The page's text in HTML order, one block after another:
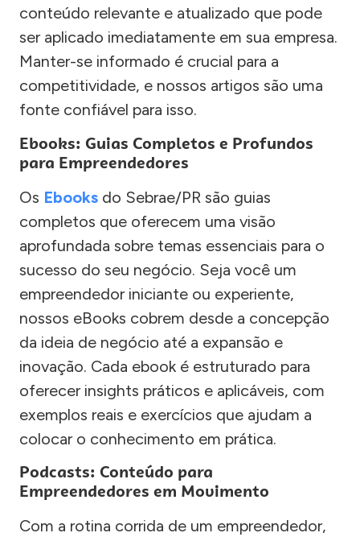
conteúdo relevante e atualizado que pode
ser aplicado imediatamente em sua empresa.
Manter-se informado é crucial para a
competitividade, e nossos artigos são uma
fonte confiável para isso.
Ebooks: Guias Completos e Profundos
para Empreendedores
Os Ebooks do Sebrae/PR são guias
completos que oferecem uma visão
aprofundada sobre temas essenciais para o
sucesso do seu negócio. Seja você um
empreendedor iniciante ou experiente,
nossos eBooks cobrem desde a concepção
da ideia de negócio até a expansão e
inovação. Cada ebook é estruturado para
oferecer insights práticos e aplicáveis, com
exemplos reais e exercícios que ajudam a
colocar o conhecimento em prática.
Podcasts: Conteúdo para
Empreendedores em Movimento
Com a rotina corrida de um empreendedor,